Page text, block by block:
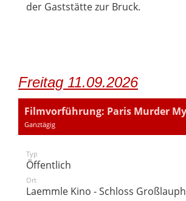
der Gaststätte zur Bruck.
Freitag 11.09.2026
Ganztägig
Typ
Öffentlich
Ort
Laemmle Kino - Schloss